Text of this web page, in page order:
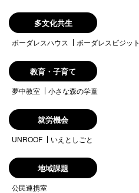
多文化共生
ボーダレスハウス ボーダレスビジット
教育・子育て
夢中教室 小さな森の学童
就労機会
UNROOF いえとしごと
地域課題
公民連携室